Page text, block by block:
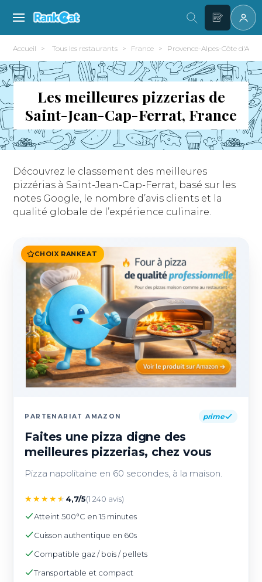
Accueil Tous les restaurants France Provence-Alpes-Côte d'Azur
Les meilleures pizzerias de
Saint-Jean-Cap-Ferrat, France
Découvrez le classement des meilleures
pizzérias à Saint-Jean-Cap-Ferrat, basé sur les
notes Google, le nombre d’avis clients et la
qualité globale de l’expérience culinaire.
CHOIX RANKEAT
PARTENARIAT AMAZON prime
Faites une pizza digne des
meilleures pizzerias, chez vous
Pizza napolitaine en 60 secondes, à la maison.
★★★★★ 4,7/5(1 240 avis)
Atteint 500°C en 15 minutes
Cuisson authentique en 60s
Compatible gaz / bois / pellets
Transportable et compact